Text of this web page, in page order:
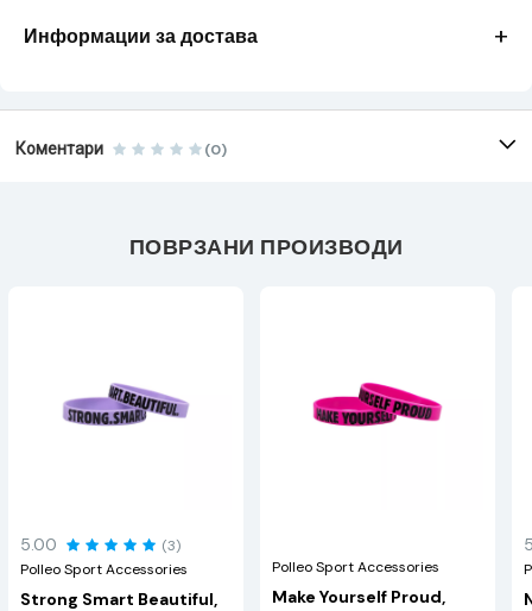
Информации за достава +
Коментари (0)
ПОВРЗАНИ ПРОИЗВОДИ
5.00
(3)
Polleo Sport Accessories
Strong Smart Beautiful,
Polleo Sport Accessories
Make Yourself Proud,